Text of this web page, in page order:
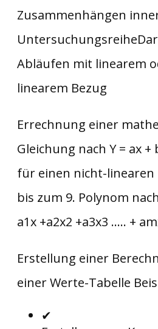
Zusammenhängen
Abläufen mit linearem
linearem Bezug
Errechnung einer
Gleichung nach Y = ax
für einen nicht-
bis zum 9. Polynom
a1x +a2x2 +a3x3 ..... +
Erstellung einer
einer Werte-Tabelle
✔